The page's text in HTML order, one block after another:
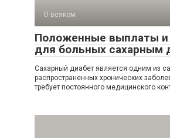
О всяком
Положенные выплаты и
для больных сахарным
Сахарный диабет является одним из
распространенных хронических
требует постоянного медицинского